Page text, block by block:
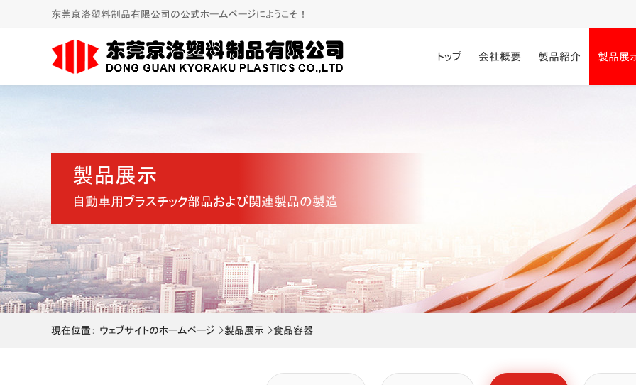
东莞京洛塑料制品有限公司の公式ホームページにようこそ！
トップ 会社概要 製品紹介 製品展
製品展示
自動車用プラスチック部品および関連製品の製造
現在位置： ウェブサイトのホームページ >製品展示 >食品容器